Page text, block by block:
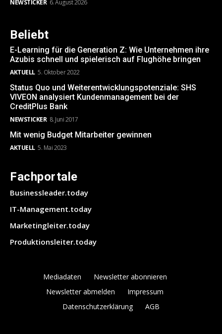
NEWSTICKER 6. August 2026
Beliebt
E-Learning für die Generation Z: Wie Unternehmen ihre
Azubis schnell und spielerisch auf Flughöhe bringen
AKTUELL 5. Oktober 2022
Status Quo und Weiterentwicklungspotenziale: SHS
VIVEON analysiert Kundenmanagement bei der
CreditPlus Bank
NEWSTICKER 8. Juni 2017
Mit wenig Budget Mitarbeiter gewinnen
AKTUELL 5. Mai 2023
Fachportale
Businessleader.today
IT-Management.today
Marketingleiter.today
Produktionsleiter.today
Mediadaten
Newsletter abonnieren
Newsletter abmelden
Impressum
Datenschutzerklärung
AGB